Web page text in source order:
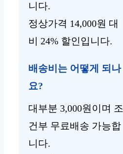
니다.
정상가격 14,000원 대
비 24% 할인입니다.
배송비는 어떻게 되나
요?
대부분 3,000원이며 조
건부 무료배송 가능합
니다.